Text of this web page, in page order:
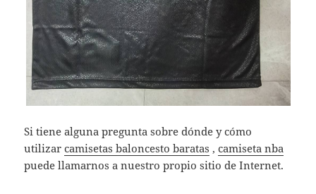
Si tiene alguna pregunta sobre dónde y cómo
utilizarcamisetas baloncesto baratas ,camiseta nba
puede llamarnos a nuestro propio sitio de Internet.